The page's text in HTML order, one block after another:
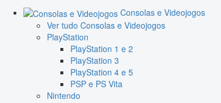
Consolas e Videojogos
Ver tudo Consolas e Videojogos
PlayStation
PlayStation 1 e 2
PlayStation 3
PlayStation 4 e 5
PSP e PS Vita
Nintendo